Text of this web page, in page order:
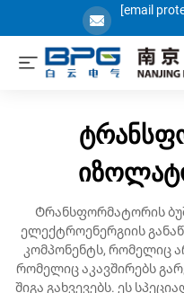
[email
Ტრანსფორმატორის
ელექტროენერგიის
კომპონენტს, რომელიც
რომელიც აკავშირებს
შიგა გახვევებს. ეს